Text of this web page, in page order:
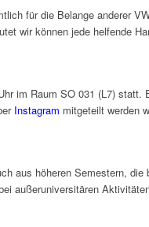
für die Belange anderer
wir können jede helfende
im Raum SO 031 (L7)
Instagram mitgeteilt werden
aus höheren Semestern,
außeruniversitären